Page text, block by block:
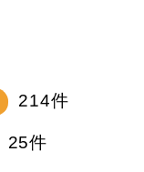
214件
25件